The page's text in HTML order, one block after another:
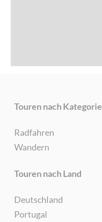
Touren nach Kategorie
Radfahren
Wandern
Touren nach Land
Deutschland
Portugal